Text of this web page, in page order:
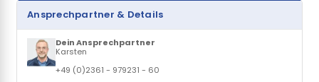
Ansprechpartner & Details
Dein Ansprechpartner
Karsten
+49 (0)2361 - 979231 - 60